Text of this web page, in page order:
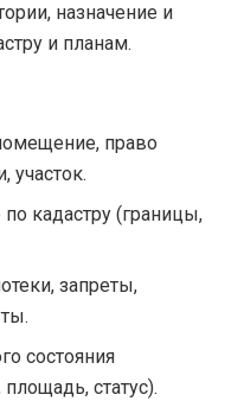
назначение и
и планам.
право
участок.
кадастру (границы,
запреты,
состояния
статус).